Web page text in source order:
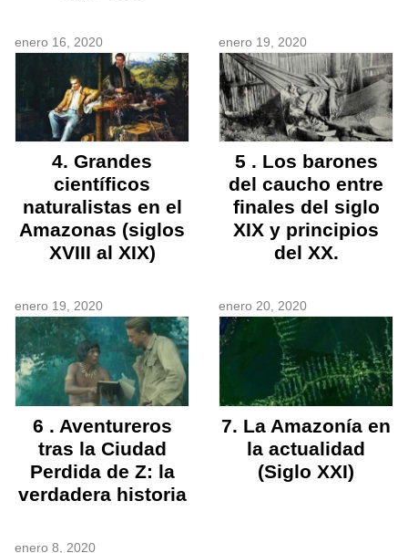
enero 16, 2020
4. Grandes
científicos
naturalistas en el
Amazonas (siglos
XVIII al XIX)
enero 19, 2020
5 . Los barones
del caucho entre
finales del siglo
XIX y principios
del XX.
enero 19, 2020
6 . Aventureros
tras la Ciudad
Perdida de Z: la
verdadera historia
enero 20, 2020
7. La Amazonía en
la actualidad
(Siglo XXI)
enero 8, 2020